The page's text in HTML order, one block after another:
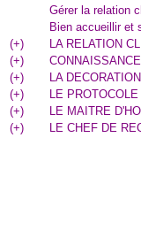
Gérer la relation
Bien accueillir et
(+)
LA RELATION
(+)
(+)
LA DECORATION
(+)
LE PROTOCOLE
(+)
LE MAITRE
(+) LE CHEF DE